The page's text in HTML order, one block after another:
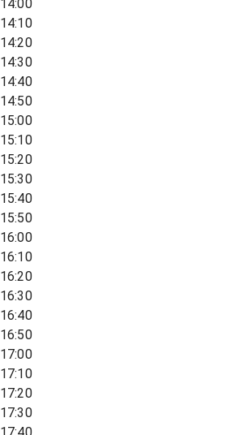
14:00
14:10
14:20
14:30
14:40
14:50
15:00
15:10
15:20
15:30
15:40
15:50
16:00
16:10
16:20
16:30
16:40
16:50
17:00
17:10
17:20
17:30